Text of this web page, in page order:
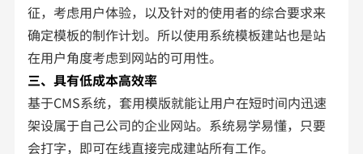
征，考虑用户体验，以及针对的使用者的综合要求来
确定模板的制作计划。所以使用系统模板建站也是站
在用户角度考虑到网站的可用性。
三、具有低成本高效率
基于CMS系统，套用模版就能让用户在短时间内迅速
架设属于自己公司的企业网站。系统易学易懂，只要
会打字，即可在线直接完成建站所有工作。